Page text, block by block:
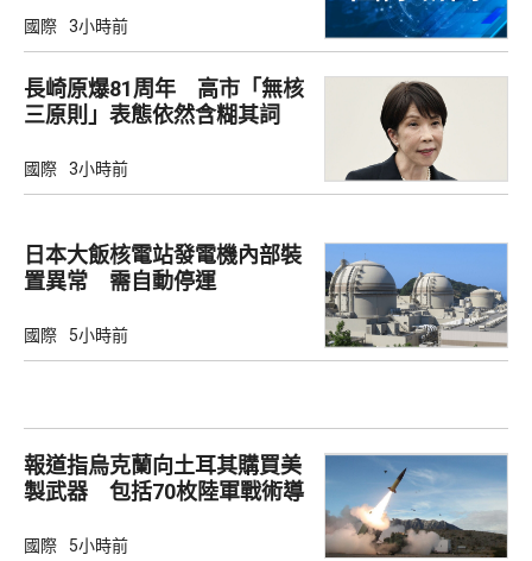
國際 3小時前
長崎原爆81周年 高市「無核
三原則」表態依然含糊其詞
國際 3小時前
日本大飯核電站發電機內部裝
置異常 需自動停運
國際 5小時前
報道指烏克蘭向土耳其購買美
製武器 包括70枚陸軍戰術導
國際 5小時前